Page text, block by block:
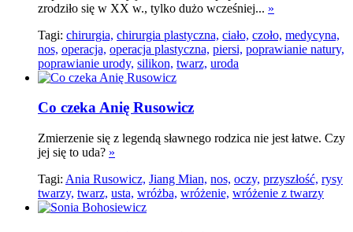
zrodziło się w XX w., tylko dużo wcześniej... »
Tagi: chirurgia, chirurgia plastyczna, ciało, czoło, medycyna,
nos, operacja, operacja plastyczna, piersi, poprawianie natury,
poprawianie urody, silikon, twarz, uroda
Co czeka Anię Rusowicz
Zmierzenie się z legendą sławnego rodzica nie jest łatwe. Czy
jej się to uda? »
Tagi: Ania Rusowicz, Jiang Mian, nos, oczy, przyszłość, rysy
twarzy, twarz, usta, wróżba, wróżenie, wróżenie z twarzy